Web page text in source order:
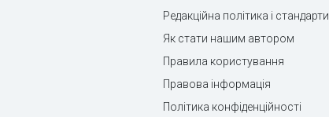
Редакційна політика і стандарти
Як стати нашим автором
Правила користування
Правова інформація
Політика конфіденційності